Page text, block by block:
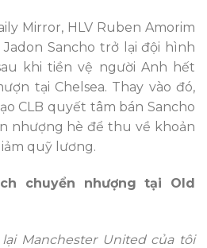
Mirror, HLV Ruben Amorim
Sancho trở lại đội hình
khi tiền vệ người Anh hết
tại Chelsea. Thay vào đó,
CLB quyết tâm bán Sancho
nhượng hè để thu về khoản
quỹ lương.
chuyển nhượng tại Old
Manchester United của tôi